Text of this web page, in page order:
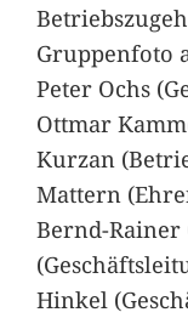
Gruppenfoto
Peter Ochs
Ottmar
Kurzan
Mattern
Bernd-
Hinkel